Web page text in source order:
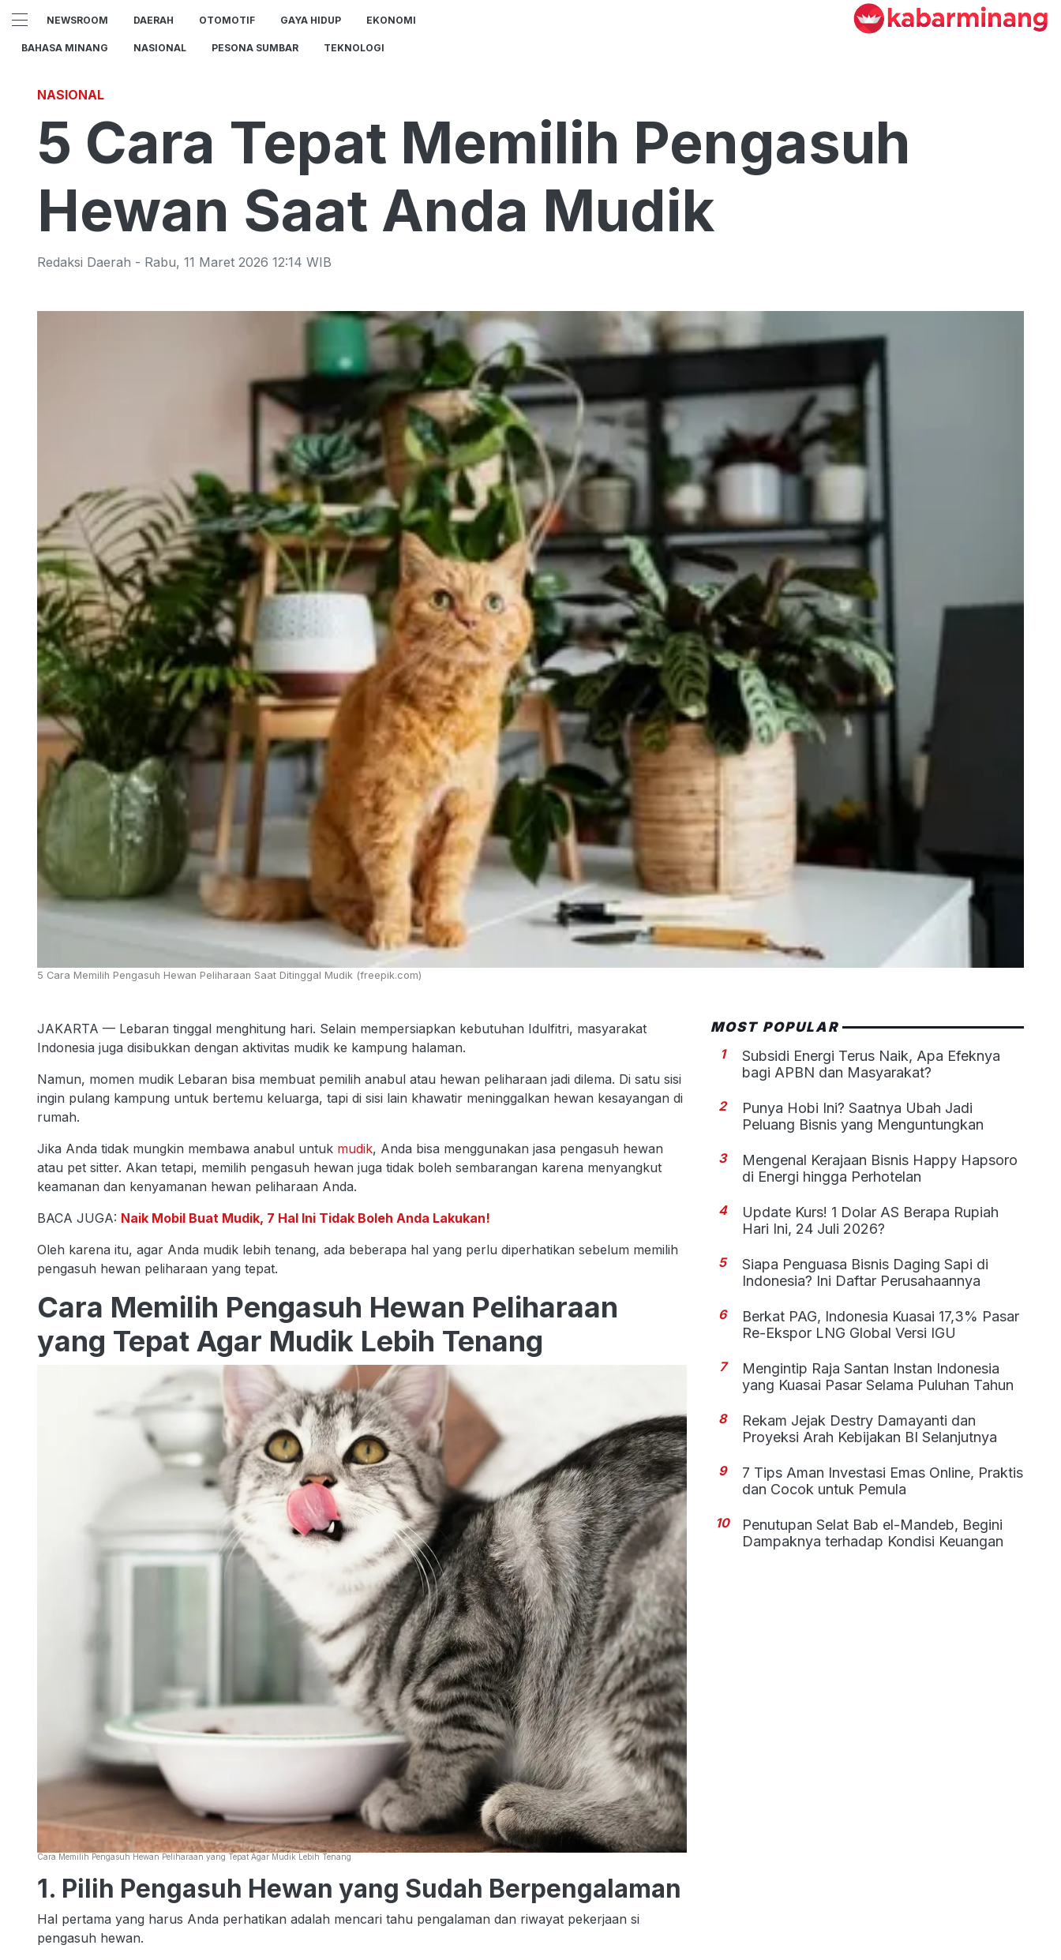
NEWSROOM DAERAH OTOMOTIF GAYA HIDUP EKONOMI
BAHASA MINANG NASIONAL PESONA SUMBAR TEKNOLOGI
NASIONAL
5 Cara Tepat Memilih Pengasuh
Hewan Saat Anda Mudik
Redaksi Daerah - Rabu, 11 Maret 2026 12:14 WIB
5 Cara Memilih Pengasuh Hewan Peliharaan Saat Ditinggal Mudik (freepik.com)
JAKARTA — Lebaran tinggal menghitung hari. Selain mempersiapkan kebutuhan Idulfitri, masyarakat
Indonesia juga disibukkan dengan aktivitas mudik ke kampung halaman.
Namun, momen mudik Lebaran bisa membuat pemilih anabul atau hewan peliharaan jadi dilema. Di satu sisi
ingin pulang kampung untuk bertemu keluarga, tapi di sisi lain khawatir meninggalkan hewan kesayangan di
rumah.
Jika Anda tidak mungkin membawa anabul untuk mudik, Anda bisa menggunakan jasa pengasuh hewan
atau pet sitter. Akan tetapi, memilih pengasuh hewan juga tidak boleh sembarangan karena menyangkut
keamanan dan kenyamanan hewan peliharaan Anda.
BACA JUGA: Naik Mobil Buat Mudik, 7 Hal Ini Tidak Boleh Anda Lakukan!
Oleh karena itu, agar Anda mudik lebih tenang, ada beberapa hal yang perlu diperhatikan sebelum memilih
pengasuh hewan peliharaan yang tepat.
Cara Memilih Pengasuh Hewan Peliharaan
yang Tepat Agar Mudik Lebih Tenang
Cara Memilih Pengasuh Hewan Peliharaan yang Tepat Agar Mudik Lebih Tenang
1. Pilih Pengasuh Hewan yang Sudah Berpengalaman
Hal pertama yang harus Anda perhatikan adalah mencari tahu pengalaman dan riwayat pekerjaan si
pengasuh hewan.
MOST POPULAR
1
Subsidi Energi Terus Naik, Apa Efeknya
bagi APBN dan Masyarakat?
2
Punya Hobi Ini? Saatnya Ubah Jadi
Peluang Bisnis yang Menguntungkan
3
Mengenal Kerajaan Bisnis Happy Hapsoro
di Energi hingga Perhotelan
4
Update Kurs! 1 Dolar AS Berapa Rupiah
Hari Ini, 24 Juli 2026?
5
Siapa Penguasa Bisnis Daging Sapi di
Indonesia? Ini Daftar Perusahaannya
6
Berkat PAG, Indonesia Kuasai 17,3% Pasar
Re-Ekspor LNG Global Versi IGU
7
Mengintip Raja Santan Instan Indonesia
yang Kuasai Pasar Selama Puluhan Tahun
8
Rekam Jejak Destry Damayanti dan
Proyeksi Arah Kebijakan BI Selanjutnya
9
7 Tips Aman Investasi Emas Online, Praktis
dan Cocok untuk Pemula
10
Penutupan Selat Bab el-Mandeb, Begini
Dampaknya terhadap Kondisi Keuangan